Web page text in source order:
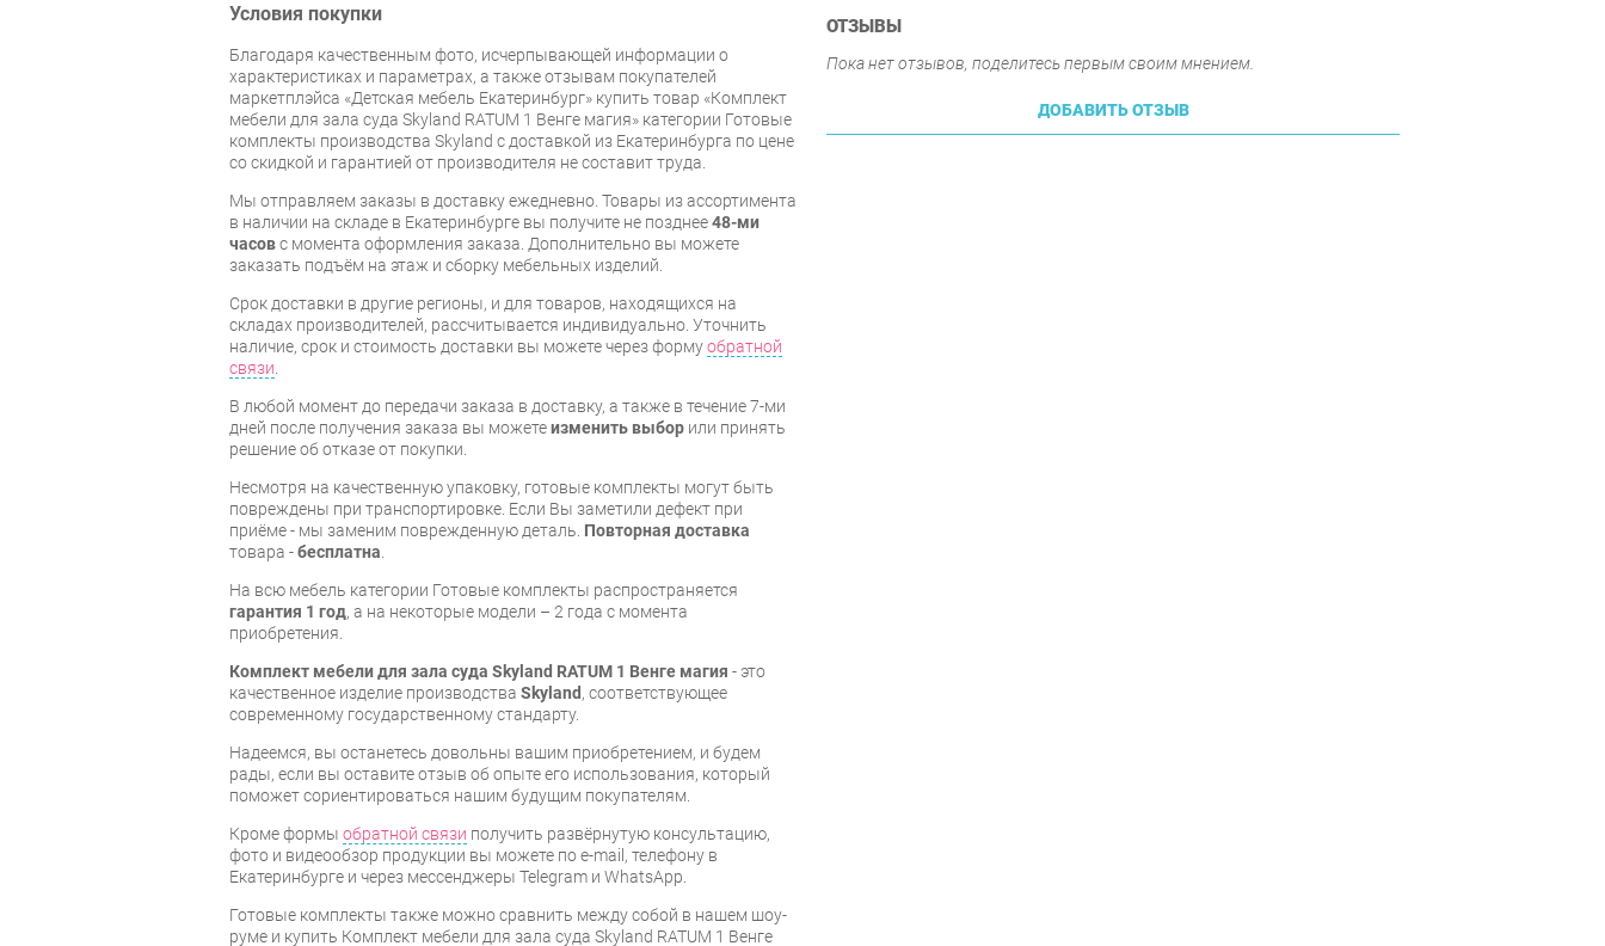
Условия покупки
Благодаря качественным фото, исчерпывающей информации о
характеристиках и параметрах, а также отзывам покупателей
маркетплэйса «Детская мебель Екатеринбург» купить товар «Комплект
мебели для зала суда Skyland RATUM 1 Венге магия» категории Готовые
комплекты производства Skyland с доставкой из Екатеринбурга по цене
со скидкой и гарантией от производителя не составит труда.
Мы отправляем заказы в доставку ежедневно. Товары из ассортимента
в наличии на складе в Екатеринбурге вы получите не позднее48-ми
часовс момента оформления заказа. Дополнительно вы можете
заказать подъём на этаж и сборку мебельных изделий.
Срок доставки в другие регионы, и для товаров, находящихся на
складах производителей, рассчитывается индивидуально. Уточнить
наличие, срок и стоимость доставки вы можете через формуобратной
связи.
В любой момент до передачи заказа в доставку, а также в течение 7-ми
дней после получения заказа вы можетеизменить выбор или принять
решение об отказе от покупки.
Несмотря на качественную упаковку, готовые комплекты могут быть
повреждены при транспортировке. Если Вы заметили дефект при
приёме - мы заменим поврежденную деталь. Повторная доставка
товара -бесплатна.
На всю мебель категории Готовые комплекты распространяется
гарантия 1 год, а на некоторые модели – 2 года с момента
приобретения.
Комплект мебели для зала суда Skyland RATUM 1 Венге магия - это
качественное изделие производства Skyland, соответствующее
современному государственному стандарту.
Надеемся, вы останетесь довольны вашим приобретением, и будем
рады, если вы оставите отзыв об опыте его использования, который
поможет сориентироваться нашим будущим покупателям.
Кроме формы обратной связи получить развёрнутую консультацию,
фото и видеообзор продукции вы можете по e-mail, телефону в
Екатеринбурге и через мессенджеры Telegram и WhatsApp.
Готовые комплекты также можно сравнить между собой в нашем шоу-
руме и купить Комплект мебели для зала суда Skyland RATUM 1 Венге
ОТЗЫВЫ
Пока нет отзывов, поделитесь первым своим мнением.
ДОБАВИТЬ ОТЗЫВ